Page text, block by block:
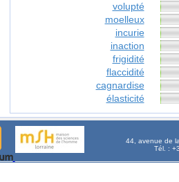
volupté
moelleux
incurie
inaction
frigidité
flaccidité
cagnardise
élasticité
44, avenue de
Tél. :